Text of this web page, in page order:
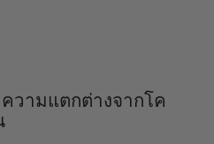
วามแตกต่างจากโค